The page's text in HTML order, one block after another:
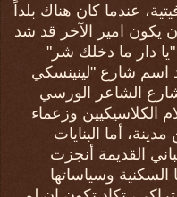
عندما كان هناك بلداً
يكون امير الآخر قد شد
"يا دار ما دخلك شر"
اسم شارع "لينينسكي
الشاعر الورسي
الكلاسيكيين وزعماء
أما البنايات
القديمة أنجزت
وسياساتها